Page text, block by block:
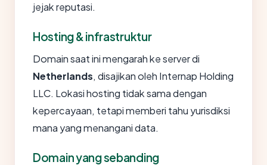
jejak reputasi.
Hosting & infrastruktur
Domain saat ini mengarah ke server di
Netherlands, disajikan oleh Internap Holding
LLC. Lokasi hosting tidak sama dengan
kepercayaan, tetapi memberi tahu yurisdiksi
mana yang menangani data.
Domain yang sebanding